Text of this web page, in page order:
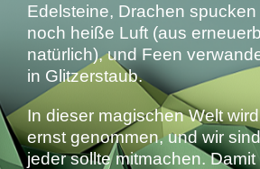
Edelsteine, Drachen
noch heiße Luft (aus
natürlich), und Feen
in Glitzerstaub.
In dieser magischen Welt
ernst genommen, und wir
jeder sollte mitmachen. Damit